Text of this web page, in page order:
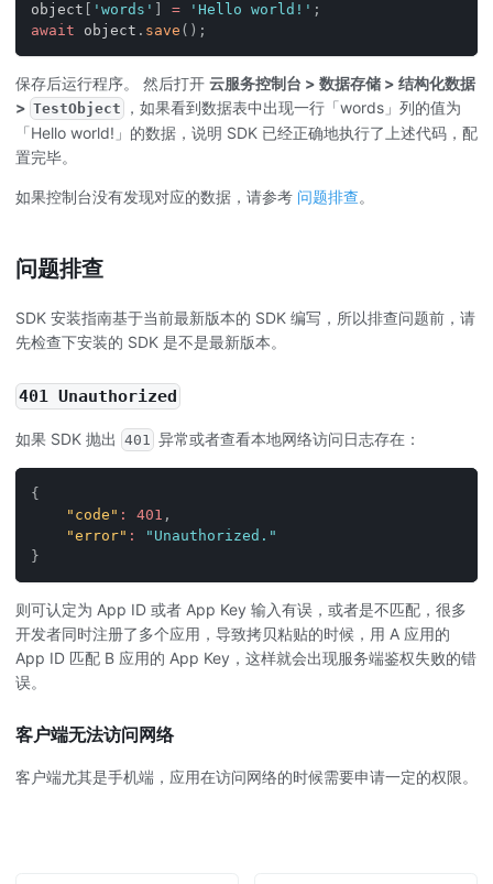
object
'words' = 'Hello world!' ;
await object . save ( ) ;
保存后运行程序。 然后打开 云服务控制台 > 数据存储 > 结构化数据
> TestObject
，如果看到数据表中出现一行「words」列的值为
「Hello world!」的数据，说明 SDK 已经正确地执行了上述代码，配
置完毕。
如果控制台没有发现对应的数据，请参考 问题排查。
问题排查
SDK 安装指南基于当前最新版本的 SDK 编写，所以排查问题前，请
先检查下安装的 SDK 是不是最新版本。
401 Unauthorized
如果 SDK 抛出 401 异常或者查看本地网络访问日志存在：
{
"code" : 401 ,
"error" :
"Unauthorized."
}
则可认定为 App ID 或者 App Key 输入有误，或者是不匹配，很多
开发者同时注册了多个应用，导致拷贝粘贴的时候，用 A 应用的
App ID 匹配 B 应用的 App Key，这样就会出现服务端鉴权失败的错
误。
客户端无法访问网络
客户端尤其是手机端，应用在访问网络的时候需要申请一定的权限。